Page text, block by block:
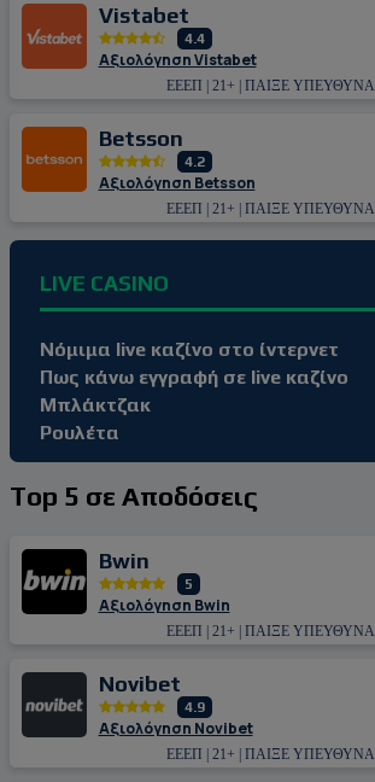
Vistabet
4.4
Αξιολόγηση Vistabet
ΕΕΕΠ | 21+ | ΠΑΙΞΕ ΥΠΕΥΘΥΝΑ
Betsson
4.2
Αξιολόγηση Betsson
ΕΕΕΠ | 21+ | ΠΑΙΞΕ ΥΠΕΥΘΥΝΑ
LIVE CASINO
Νόμιμα live καζίνο στο ίντερνετ
Πως κάνω εγγραφή σε live καζίνο
Μπλάκτζακ
Ρουλέτα
Top 5 σε Αποδόσεις
Bwin
5
Αξιολόγηση Bwin
ΕΕΕΠ | 21+ | ΠΑΙΞΕ ΥΠΕΥΘΥΝΑ
Novibet
4.9
Αξιολόγηση Novibet
ΕΕΕΠ | 21+ | ΠΑΙΞΕ ΥΠΕΥΘΥΝΑ